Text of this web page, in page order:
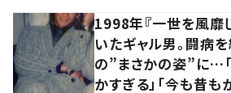
1998年『一世を風靡
いたギャル男。闘病
の”まさかの姿”に…「
かすぎる」「今も昔も